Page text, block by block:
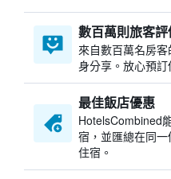
數百萬則旅客評
來自數百萬名房
身分享。放心預訂
最佳飯店優惠
HotelsCombined​
宿，並匯總在同
住宿。